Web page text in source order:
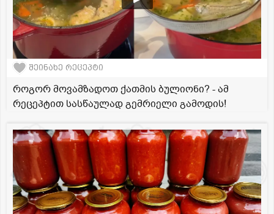
შეინახე რეცეპტი
როგორ მოვამზადოთ ქათმის ბულიონი? - ამ
რეცეპტით სასწაულად გემრიელი გამოდის!